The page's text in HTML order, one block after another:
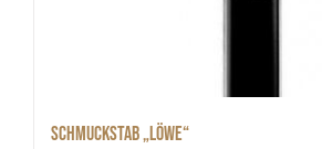
Schmuckstab „Löwe“